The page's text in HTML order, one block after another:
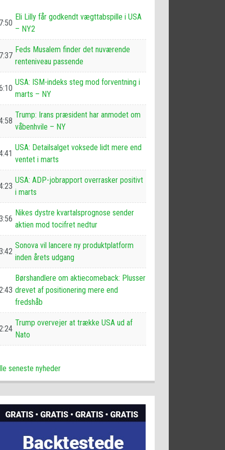
Eli Lilly får godkendt vægttabspille i USA
– NY2
Feds Musalem finder det nuværende
renteniveau passende
USA: ISM-indeks steg mod forventning i
marts – NY
Trump: Irans præsident har anmodet om
våbenhvile – NY
USA: Detailsalget voksede lidt mere end
ventet i marts
USA: ADP-jobrapport overrasker positivt
i marts
Nikes dystre kvartalsprognose sender
aktien mod tocifret nedtur
Sonova vil lancere ny produktplatform
inden årets udgang
Børshandlere om aktiecomeback: Plusser
drevet af positionering mere end
fredshåb
Trump overvejer at trække USA ud af
Nato
seneste nyheder